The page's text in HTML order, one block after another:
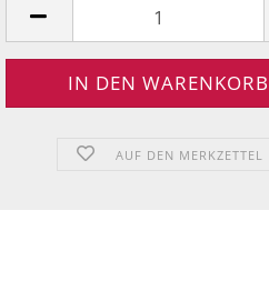
AUF DEN MERKZETTEL